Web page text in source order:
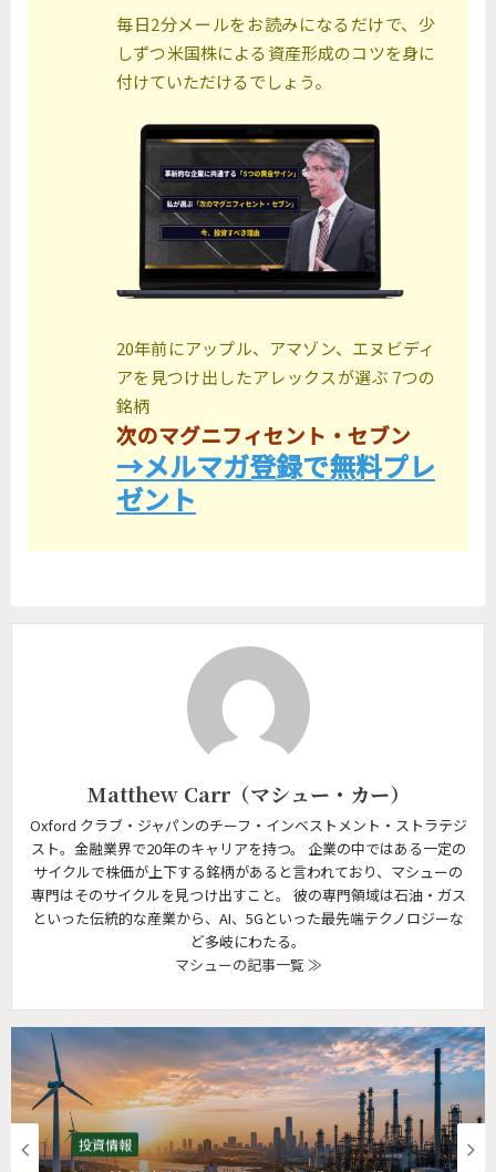
毎日2分メールをお読みになるだけで、少
しずつ米国株による資産形成のコツを身に
付けていただけるでしょう。
20年前にアップル、アマゾン、エヌビディ
アを見つけ出したアレックスが選ぶ 7つの
銘柄
次のマグニフィセント・セブン
→メルマガ登録で無料プレ
ゼント
Matthew Carr（マシュー・カー）
Oxford クラブ・ジャパンのチーフ・インベストメント・ストラテジ
スト。金融業界で20年のキャリアを持つ。 企業の中ではある一定の
サイクルで株価が上下する銘柄があると言われており、マシューの
専門はそのサイクルを見つけ出すこと。 彼の専門領域は石油・ガス
といった伝統的な産業から、AI、5Gといった最先端テクノロジーな
ど多岐にわたる。
マシューの記事一覧 ≫
投資情報